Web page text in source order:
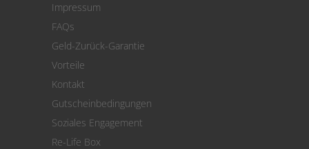
Cookie Einstellungen
Impressum
FAQs
Geld-Zurück-Garantie
Vorteile
Kontakt
Gutscheinbedingungen
Soziales Engagement
Re-Life Box